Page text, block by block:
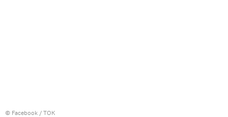
© Facebook / ТОК